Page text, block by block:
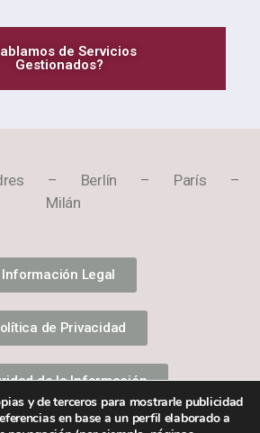
de Servicios
Gestionados?
– Berlín – París –
Milán
Información Legal
de Privacidad
de la Información
y de terceros para mostrarle publicidad
en base a un perfil elaborado a